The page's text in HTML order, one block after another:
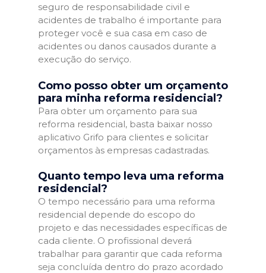
seguro de responsabilidade civil e
acidentes de trabalho é importante para
proteger você e sua casa em caso de
acidentes ou danos causados durante a
execução do serviço.
Como posso obter um orçamento
para minha reforma residencial?
Para obter um orçamento para sua
reforma residencial, basta baixar nosso
aplicativo Grifo para clientes e solicitar
orçamentos às empresas cadastradas.
Quanto tempo leva uma reforma
residencial?
O tempo necessário para uma reforma
residencial depende do escopo do
projeto e das necessidades específicas de
cada cliente. O profissional deverá
trabalhar para garantir que cada reforma
seja concluída dentro do prazo acordado